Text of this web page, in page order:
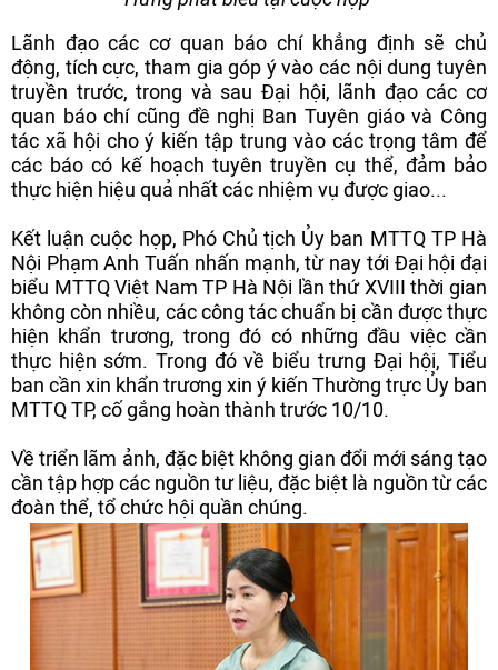
Lãnh đạo các cơ quan báo chí khẳng định sẽ chủ
động, tích cực, tham gia góp ý vào các nội dung tuyên
truyền trước, trong và sau Đại hội, lãnh đạo các cơ
quan báo chí cũng đề nghị Ban Tuyên giáo và Công
tác xã hội cho ý kiến tập trung vào các trọng tâm để
các báo có kế hoạch tuyên truyền cụ thể, đảm bảo
thực hiện hiệu quả nhất các nhiệm vụ được giao...
Kết luận cuộc họp, Phó Chủ tịch Ủy ban MTTQ TP Hà
Nội Phạm Anh Tuấn nhấn mạnh, từ nay tới Đại hội đại
biểu MTTQ Việt Nam TP Hà Nội lần thứ XVIII thời gian
không còn nhiều, các công tác chuẩn bị cần được thực
hiện khẩn trương, trong đó có những đầu việc cần
thực hiện sớm. Trong đó về biểu trưng Đại hội, Tiểu
ban cần xin khẩn trương xin ý kiến Thường trực Ủy ban
MTTQ TP, cố gắng hoàn thành trước 10/10.
Về triển lãm ảnh, đặc biệt không gian đổi mới sáng tạo
cần tập hợp các nguồn tư liệu, đặc biệt là nguồn từ các
đoàn thể, tổ chức hội quần chúng.